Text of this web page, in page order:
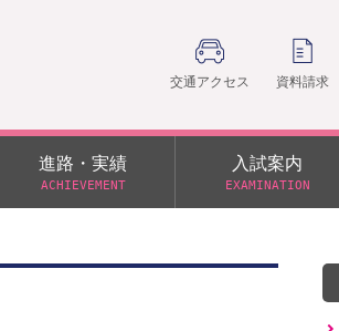
交通アクセス 資料請求
ス）
進路・実績
ACHIEVEMENT
入試案内
EXAMINATION